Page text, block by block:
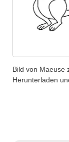
Bild von Maeuse
Herunterladen